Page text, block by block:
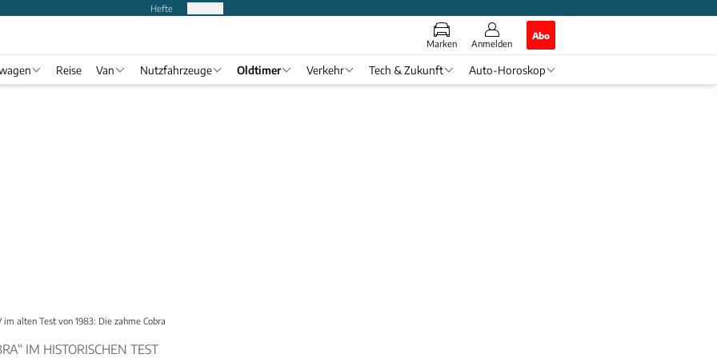
Hefte
Marken Anmelden
Abo
Reise Van Nutzfahrzeuge Oldtimer Verkehr Tech & Zukunft Auto-Horoskop
im alten Test von 1983: Die zahme Cobra
IM HISTORISCHEN TEST